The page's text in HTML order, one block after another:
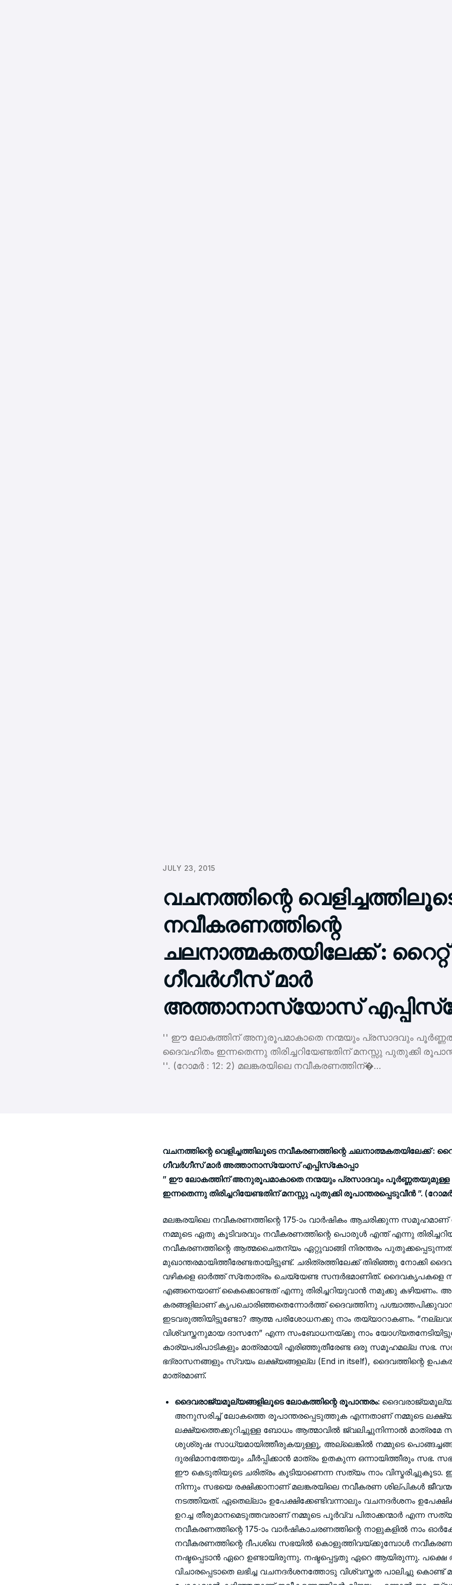
JULY 23, 2015
വചനത്തിന്റെ
നവീകരണത്തിന്റെ
ചലനാത്മകതയിലേക്ക് :
ഗീവര്‍ഗീസ് മാര്‍
അത്താനാസ്യോസ്
'' ഈ ലോകത്തിന് അനുരൂപമാകാതെ നന്മയും പ്രസാദവും
ദൈവഹിതം ഇന്നതെന്നു തിരിച്ചറിയേണ്ടതിന് മനസ്സു പുതുക്കി
''. (റോമര്‍ : 12: 2) മലങ്കരയിലെ നവീകരണത്തിന്�...
വചനത്തിന്റെ വെളിച്ചത്തിലൂടെ നവീകരണത്തിന്റെ ചലനാത്മകതയിലേക്ക് :
ഗീവര്‍ഗീസ് മാര്‍ അത്താനാസ്യോസ് എപ്പിസ്‌കോപ്പാ
” ഈ ലോകത്തിന് അനുരൂപമാകാതെ നന്മയും പ്രസാദവും പൂര്‍ണ്ണതയുമുള്ള
ഇന്നതെന്നു തിരിച്ചറിയേണ്ടതിന് മനസ്സു പുതുക്കി രൂപാന്തരപ്പെടുവീന്‍ ”. (റോമര്‍
മലങ്കരയിലെ നവീകരണത്തിന്റെ 175-ാം വാര്‍ഷികം ആചരിക്കുന്ന
നമ്മുടെ ഏതു കൂടിവരവും നവീകരണത്തിന്റെ പൊരുള്‍ എന്ത് എന്നു
നവീകരണത്തിന്റെ ആത്മചൈതന്യം ഏറ്റുവാങ്ങി നിരന്തരം
മുഖാന്തരമായിത്തീരേണ്ടതായിട്ടുണ്ട്. ചരിത്രത്തിലേക്ക് തിരിഞ്ഞു നോക്കി
വഴികളെ ഓര്‍ത്ത് സ്‌തോത്രം ചെയ്യേണ്ട സന്ദര്‍ഭമാണിത്. ദൈവകൃപകളെ
എങ്ങനെയാണ് കൈക്കൊണ്ടത് എന്നു തിരിച്ചറിയുവാന്‍ നമുക്കു കഴിയണം.
കരങ്ങളിലാണ് കൃപചൊരിഞ്ഞതെന്നോര്‍ത്ത് ദൈവത്തിനു
ഇടവരുത്തിയിട്ടുണ്ടോ? ആത്മ പരിശോധനക്കു നാം തയ്യാറാകണം.
വിശ്വസ്തനുമായ ദാസനേ” എന്ന സംബോധനയ്ക്കു നാം
കാര്യപരിപാടികളും മാത്രമായി എരിഞ്ഞുതീരേണ്ട ഒരു സമൂഹമല്ല സഭ.
ഭദ്രാസനങ്ങളും സ്വയം ലക്ഷ്യങ്ങളല്ല (End in itself), ദൈവത്തിന്റെ
മാത്രമാണ്.
ദൈവരാജ്യമൂല്യങ്ങളിലൂടെ ലോകത്തിന്റെ രൂപാന്തരം:
അനുസരിച്ച് ലോകത്തെ രൂപാന്തരപ്പെടുത്തുക എന്നതാണ് നമ്മുടെ
ലക്ഷ്യത്തെക്കുറിച്ചുള്ള ബോധം ആത്മാവില്‍ ജ്വലിച്ചുനിന്നാല്‍ മാത്രമേ
ശുശ്രൂഷ സാധ്യമായിത്തീരുകയുള്ളൂ, അല്ലെങ്കില്‍ നമ്മുടെ
ദുരഭിമാനത്തേയും ചീര്‍പ്പിക്കാന്‍ മാത്രം ഉതകുന്ന ഒന്നായിത്തീരും സഭ.
ഈ കെടുതിയുടെ ചരിത്രം കൂടിയാണെന്ന സത്യം നാം
നിന്നും സഭയെ രക്ഷിക്കാനാണ് മലങ്കരയിലെ നവീകരണ ശില്പികള്‍
നടത്തിയത്. ഏതെല്ലാം ഉപേക്ഷിക്കേണ്ടിവന്നാലും വചനദര്‍ശനം
ഉറച്ച തീരുമാനമെടുത്തവരാണ് നമ്മുടെ പൂര്‍വ്വ പിതാക്കന്മാര്‍ എന്ന
നവീകരണത്തിന്റെ 175-ാം വാര്‍ഷികാചരണത്തിന്റെ നാളുകളില്‍ നാം
നവീകരണത്തിന്റെ ദീപശിഖ സഭയില്‍ കൊളുത്തിവയ്ക്കുമ്പോള്‍ നവീകരണ
നഷ്ടപ്പെടാന്‍ ഏറെ ഉണ്ടായിരുന്നു. നഷ്ടപ്പെട്ടതു ഏറെ ആയിരുന്നു.
വിചാരപ്പെടാതെ ലഭിച്ച വചനദര്‍ശനത്തോടു വിശ്വസ്തത പാലിച്ചു കൊണ്ട്